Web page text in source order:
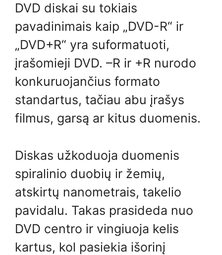
DVD diskai su tokiais
pavadinimais kaip „DVD-R“ ir
„DVD+R“ yra suformatuoti,
įrašomieji DVD. –R ir +R nurodo
konkuruojančius formato
standartus, tačiau abu įrašys
filmus, garsą ar kitus duomenis.
Diskas užkoduoja duomenis
spiralinio duobių ir žemių,
atskirtų nanometrais, takelio
pavidalu. Takas prasideda nuo
DVD centro ir vingiuoja kelis
kartus, kol pasiekia išorinį